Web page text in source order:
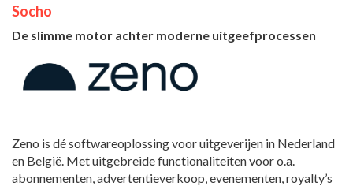
Socho
De slimme motor achter moderne uitgeefprocessen
Zeno is dé softwareoplossing voor uitgeverijen in Nederland
en België. Met uitgebreide functionaliteiten voor o.a.
abonnementen, advertentieverkoop, evenementen, royalty’s